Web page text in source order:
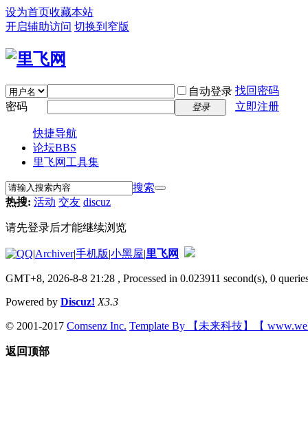
设为首页收藏本站
开启辅助访问 切换到窄版
自动登录 找回密码
密码
登录 立即注册
快捷导航
论坛BBS
里飞网工具集
搜索
热搜: 活动 交友 discuz
请先登录后才能继续浏览
|Archiver|手机版|小黑屋|里飞网
GMT+8, 2026-8-8 21:28 , Processed in 0.023911 second(s), 0
Powered by Discuz! X3.3
© 2001-2017 Comsenz Inc. Template By 【未来科技】【
返回顶部